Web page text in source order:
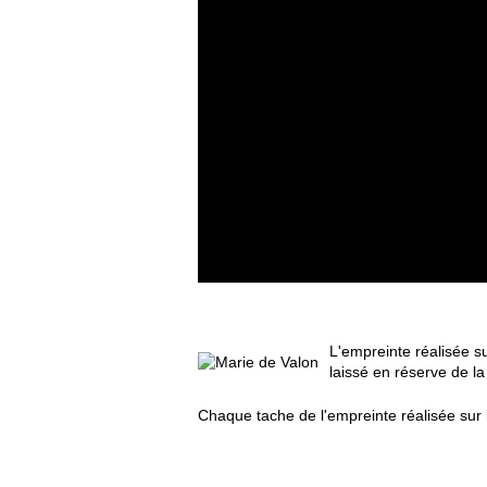
L'empreinte réalisée
laissé en réserve de
Chaque tache de l'empreinte réalisée